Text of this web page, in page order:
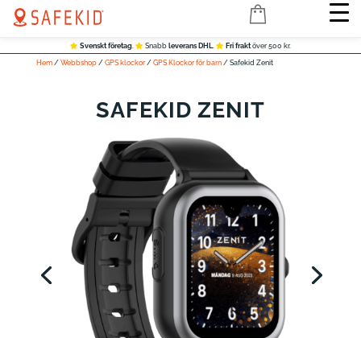
Svenskt företag. Snabb leverans DHL. Fri fraktöver 500 kr.
Hem/ Webbshop/ GPS klockor/ GPS Klockor för barn/ Safekid Zenit
SAFEKID ZENIT